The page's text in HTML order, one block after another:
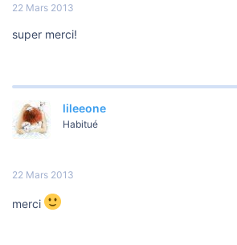
22 Mars 2013
super merci!
lileeone
Habitué
22 Mars 2013
merci